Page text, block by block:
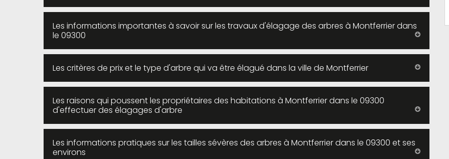
Les informations importantes à savoir sur les travaux d'élagage des arbres à Montferrier dans
le 09300
Les critères de prix et le type d'arbre qui va être élagué dans la ville de Montferrier
Les raisons qui poussent les propriétaires des habitations à Montferrier dans le 09300
d'effectuer des élagages d'arbre
Les informations pratiques sur les tailles sévères des arbres à Montferrier dans le 09300 et ses
environs